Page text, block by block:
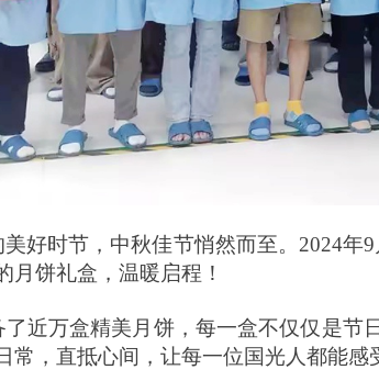
好时节，中秋佳节悄然而至。 2024年9
月饼礼盒，温暖启程！
近万盒精美月饼，每一盒不仅仅是节
常，直抵心间，让每一位国光人都能感